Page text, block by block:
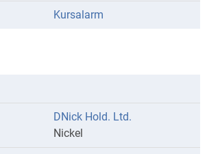
Kursalarm
DNick Hold. Ltd.
Nickel